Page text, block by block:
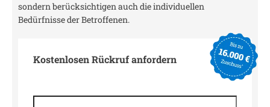
sondern berücksichtigen auch die individuellen
Bedürfnisse der Betroffenen.
Kostenlosen Rückruf anfordern